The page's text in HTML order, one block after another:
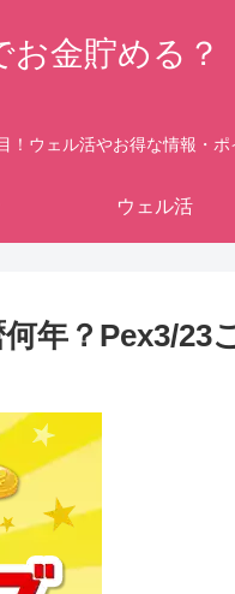
お金貯める？
ウェル活やお得な情報・ポ
ウェル活
年？Pex3/23